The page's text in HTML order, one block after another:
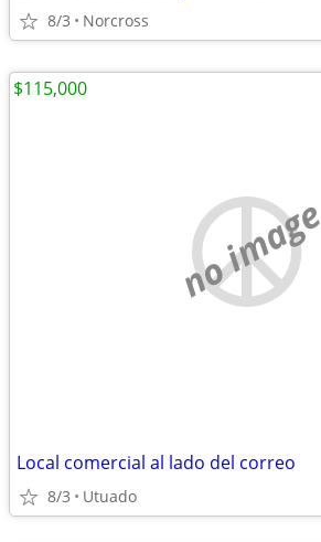
8/3 Norcross
no image
Local comercial al lado del correo
8/3 Utuado
$115,000